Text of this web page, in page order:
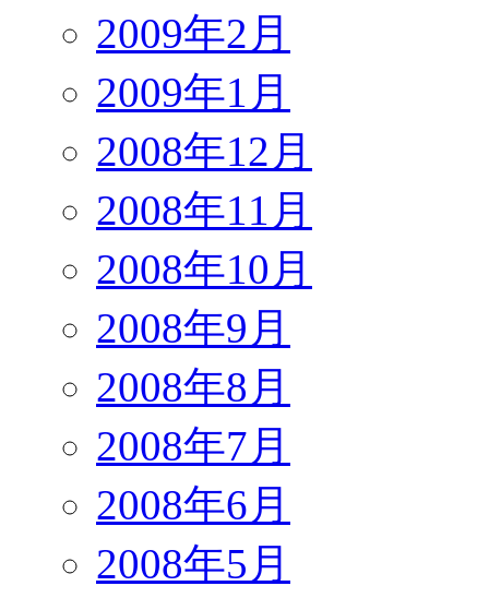
2009年2月
2009年1月
2008年12月
2008年11月
2008年10月
2008年9月
2008年8月
2008年7月
2008年6月
2008年5月